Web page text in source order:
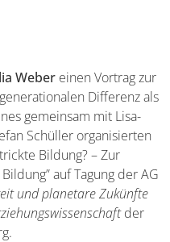
Weber einen Vortrag zur
Differenz als
gemeinsam mit Lisa-
Schüller organisierten
Bildung? – Zur
auf Tagung der AG
und planetare Zukünfte
der